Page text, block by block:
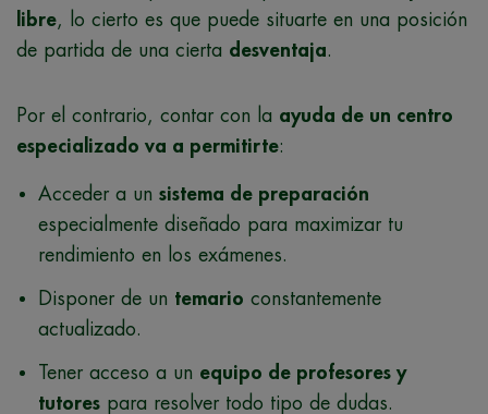
libre , lo cierto es que puede situarte en una posición
de partida de una cierta desventaja
Por el contrario, contar con la ayuda de un centro
especializado va a permitirte:
Acceder a un sistema de preparación
especialmente diseñado para maximizar tu
rendimiento en los exámenes.
Disponer de un temario constantemente
actualizado.
Tener acceso a un equipo de profesores y
tutores para resolver todo tipo de dudas.